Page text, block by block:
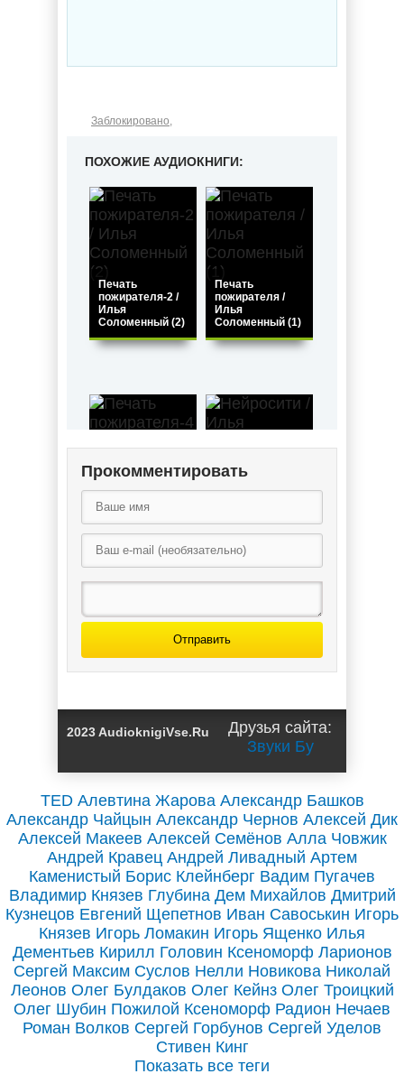
Заблокировано,
ПОХОЖИЕ АУДИОКНИГИ:
Печать
пожирателя-2 /
Илья
Соломенный (2)
Печать
пожирателя /
Илья
Соломенный (1)
Печать
пожирателя-4 /
Не время для
героев-5 / Илья
Соломенный (5)
Прокомментировать
Отправить
2023 AudioknigiVse.Ru
Друзья сайта:
Звуки Бу
TED Алевтина Жарова Александр Башков
Александр Чайцын Александр Чернов Алексей Дик
Алексей Макеев Алексей Семёнов Алла Човжик
Андрей Кравец Андрей Ливадный Артем
Каменистый Борис Клейнберг Вадим Пугачев
Владимир Князев Глубина Дем Михайлов Дмитрий
Кузнецов Евгений Щепетнов Иван Савоськин Игорь
Князев Игорь Ломакин Игорь Ященко Илья
Дементьев Кирилл Головин Ксеноморф Ларионов
Сергей Максим Суслов Нелли Новикова Николай
Леонов Олег Булдаков Олег Кейнз Олег Троицкий
Олег Шубин Пожилой Ксеноморф Радион Нечаев
Роман Волков Сергей Горбунов Сергей Уделов
Стивен Кинг
Показать все теги